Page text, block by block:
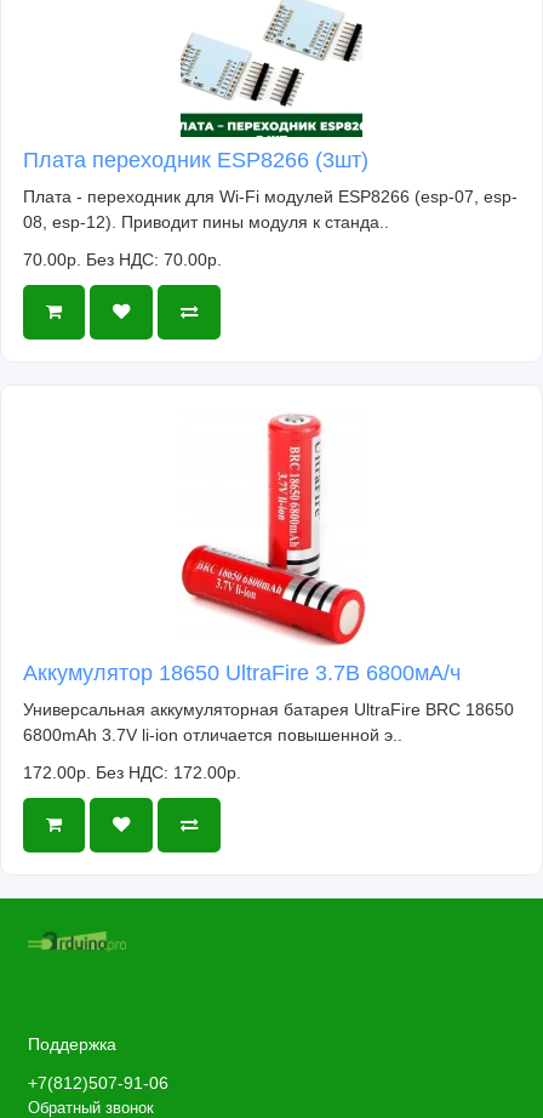
Плата переходник ESP8266 (3шт)
Плата - переходник для Wi-Fi модулей ESP8266 (esp-07, esp-
08, esp-12). Приводит пины модуля к станда..
70.00р. Без НДС: 70.00р.
Аккумулятор 18650 UltraFire 3.7В 6800мА/ч
Универсальная аккумуляторная батарея UltraFire BRC 18650
6800mAh 3.7V li-ion отличается повышенной э..
172.00р. Без НДС: 172.00р.
Поддержка
+7(812)507-91-06
Обратный звонок